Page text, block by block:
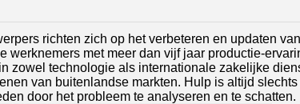
richten zich op het verbeteren en updaten
werknemers met meer dan vijf jaar productie-
zowel technologie als internationale zakelijke
van buitenlandse markten. Hulp is altijd
door het probleem te analyseren en te schatten.